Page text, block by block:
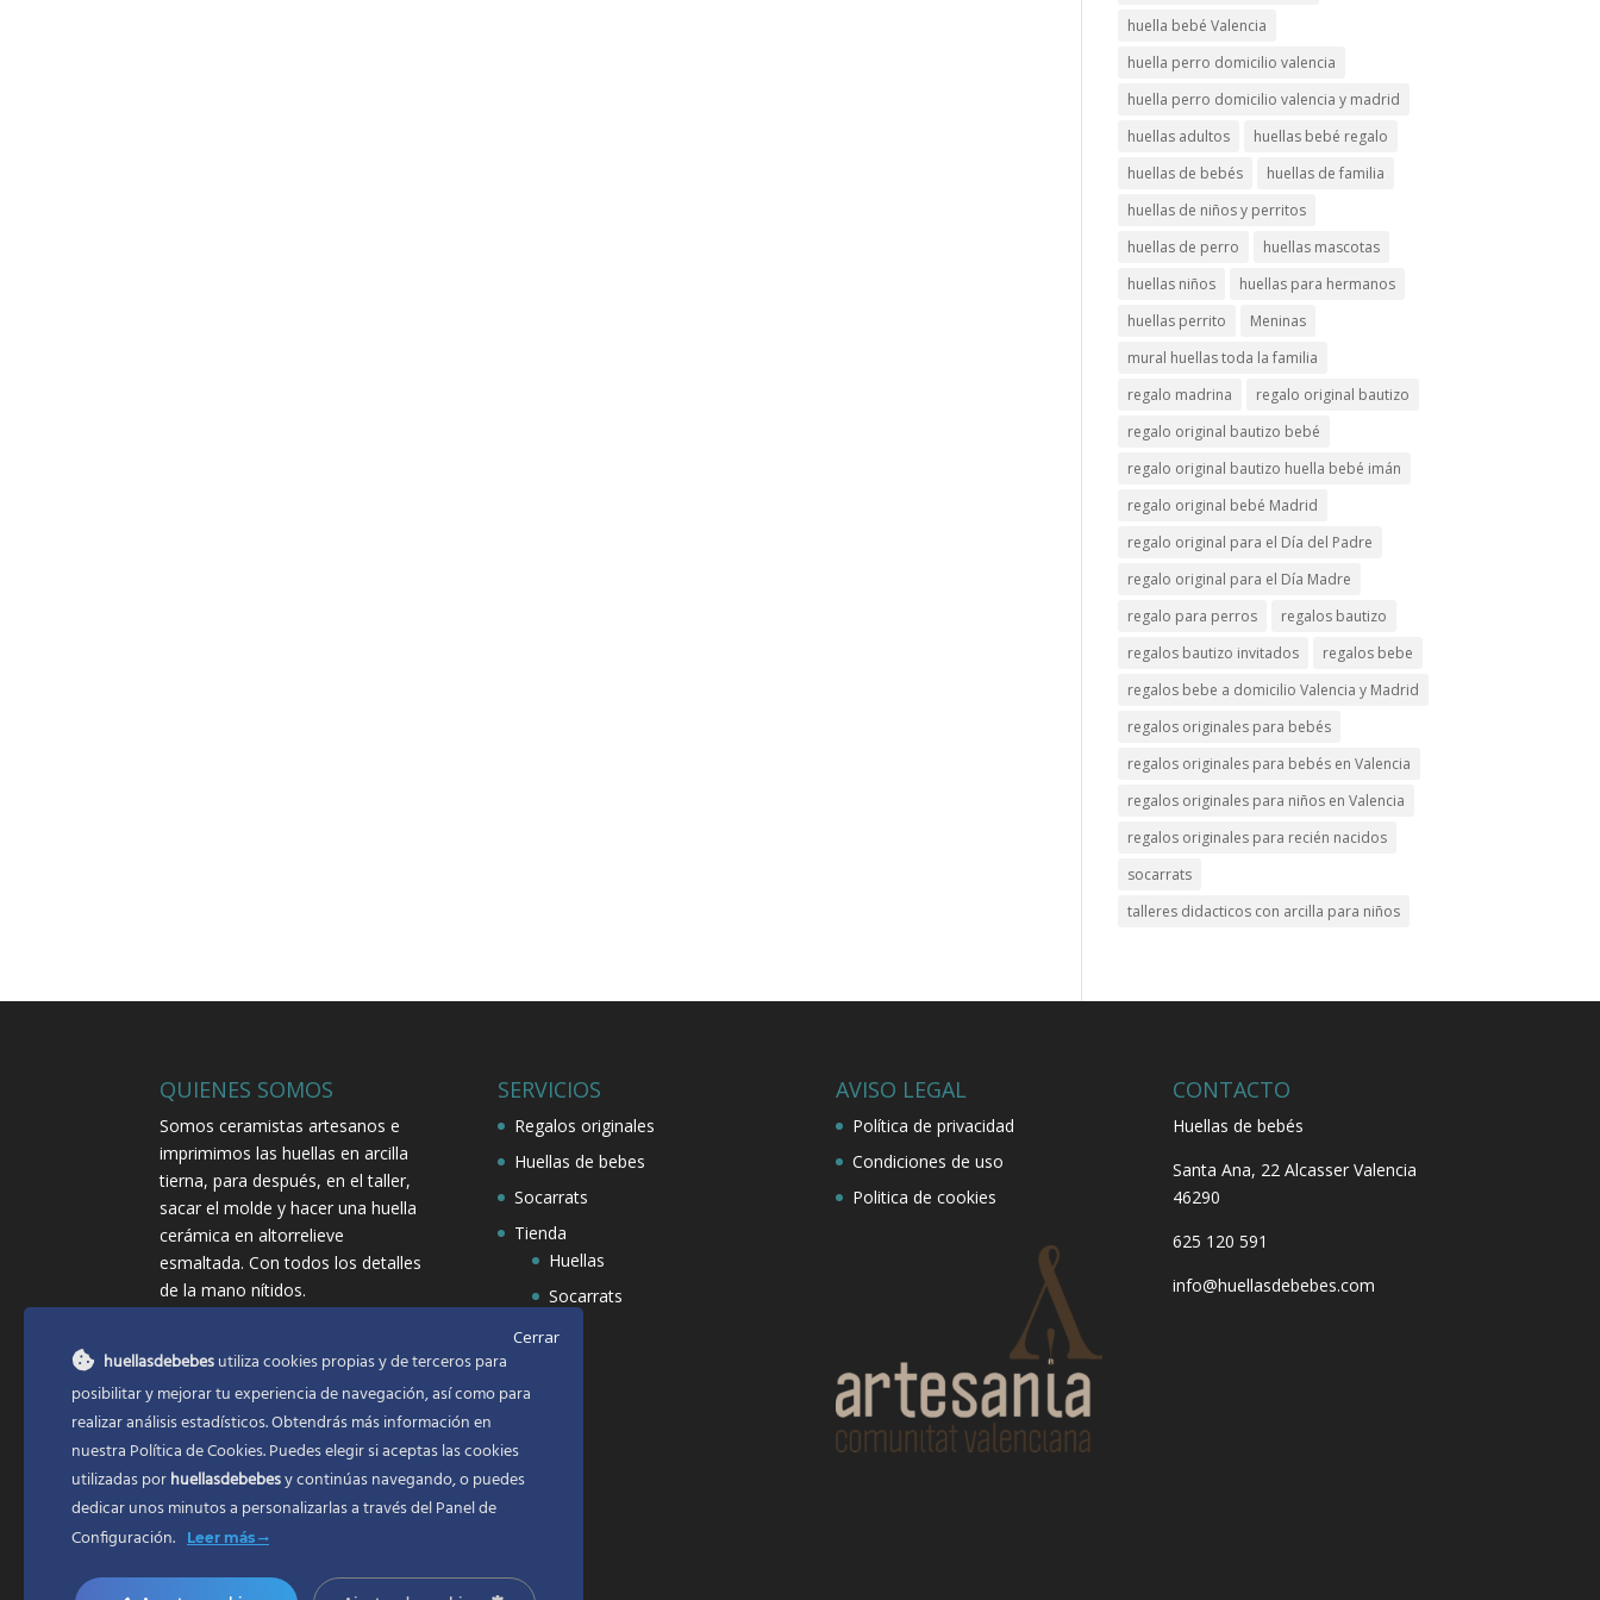
huella bebé Valencia
huella perro domicilio valencia
huella perro domicilio valencia y madrid
huellas adultos
huellas bebé regalo
huellas de bebés
huellas de familia
huellas de niños y perritos
huellas de perro
huellas mascotas
huellas niños
huellas para hermanos
huellas perrito
Meninas
mural huellas toda la familia
regalo madrina
regalo original bautizo
regalo original bautizo bebé
regalo original bautizo huella bebé imán
regalo original bebé Madrid
regalo original para el Día del Padre
regalo original para el Día Madre
regalo para perros
regalos bautizo
regalos bautizo invitados
regalos bebe
regalos bebe a domicilio Valencia y Madrid
regalos originales para bebés
regalos originales para bebés en Valencia
regalos originales para niños en Valencia
regalos originales para recién nacidos
socarrats
talleres didacticos con arcilla para niños
QUIENES SOMOS
Somos ceramistas artesanos e
imprimimos las huellas en arcilla
tierna, para después, en el taller,
sacar el molde y hacer una huella
cerámica en altorrelieve
esmaltada. Con todos los detalles
de la mano nítidos.
SERVICIOS
Regalos originales
Huellas de bebes
Socarrats
Tienda
Huellas
Socarrats
AVISO LEGAL
Política de privacidad
Condiciones de uso
Politica de cookies
CONTACTO
Huellas de bebés
Santa Ana, 22Alcasser Valencia
46290
625 120 591
info@huellasdebebes.com
Cerrar
huellasdebebesutiliza cookies propias y de terceros para
posibilitar y mejorar tu experiencia de navegación, así como para
realizar análisis estadísticos. Obtendrás más información en
nuestra Política de Cookies. Puedes elegir si aceptas las cookies
utilizadas porhuellasdebebesy continúas navegando, o puedes
dedicar unos minutos a personalizarlas a través delPanel de
Configuración.
Leer más